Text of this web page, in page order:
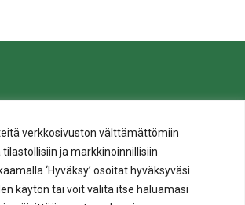
verkkosivuston välttämättömiin
ja markkinoinnillisiin
‘Hyväksy’ osoitat hyväksyväsi
käytön tai voit valita itse haluamasi